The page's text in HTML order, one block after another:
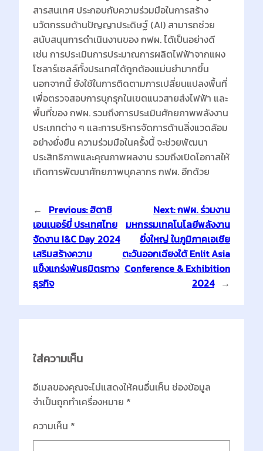
สารสนเทศ ประกอบกับความร่วมมือในการสร้าง
นวัตกรรมด้านปัญญาประดิษฐ์ (AI) สามารถช่วย
สนับสนุนการดำเนินงานของ กฟผ. ได้เป็นอย่างดี
เช่น การประเมินการประมาณการผลิตไฟฟ้าจากแผง
โซลาร์เซลล์ทั้งประเทศได้ถูกต้องแม่นยำมากขึ้น
นอกจากนี้ ยังใช้ในการติดตามการเปลี่ยนแปลงพื้นที่
เพื่อตรวจสอบการบุกรุกในเขตแนวสายส่งไฟฟ้า และ
พื้นที่ของ กฟผ. รวมถึงการประเมินศักยภาพพลังงาน
ประเภทต่าง ๆ และการบริหารจัดการด้านสิ่งแวดล้อม
อย่างยั่งยืน ความร่วมมือในครั้งนี้ จะช่วยพัฒนา
ประสิทธิภาพและคุณภาพผลงาน รวมถึงเปิดโอกาสให้
เกิดการพัฒนาศักยภาพบุคลากร กฟผ. อีกด้วย
← Previous: ฮิตาชิ
เอนเนอร์ยี่ ประเทศไทย
จัดงาน I&C Day 2024
เสริมสร้างความ
แข็งแกร่งพันธมิตรทาง
ธุรกิจ
Next:กฟผ. ร่วมงาน
มหกรรมเทคโนโลยีพลังงาน
ยิ่งใหญ่ ในภูมิภาคเอเชีย
ตะวันออกเฉียงใต้ Enlit Asia
Conference & Exhibition
2024 →
ใส่ความเห็น
อีเมลของคุณจะไม่แสดงให้คนอื่นเห็น ช่องข้อมูล
จำเป็นถูกทำเครื่องหมาย *
ความเห็น *